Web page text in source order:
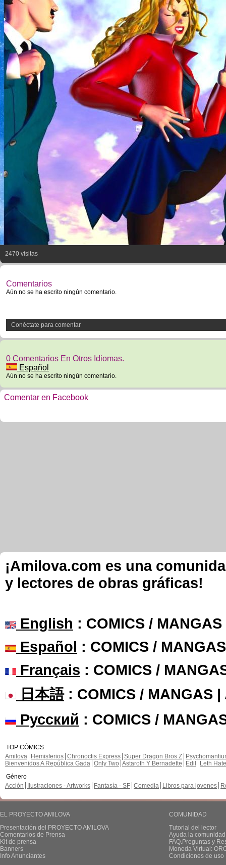
2470 visitas
Comentarios
Aún no se ha escrito ningún comentario.
Conéctate para comentar
0 Comentarios En Otros Idiomas.
Español
Aún no se ha escrito ningún comentario.
Comentar en Facebook
¡Amilova.com es una
y lectores de obras gráficas!
English : COMICS /
Español : COMICS /
Français : COMICS /
日本語: COMICS / MANGAS |
Русский : COMICS /
TOP CÓMICS
Amilova
Hemisferios Chronoctis Express Super Dragon Bros Z
Bienvenidos A República Gada Only Two Astaroth Y Bernadette Edil
Leth Hate
Género
Acción
Ilustraciones - Artworks Fantasía - SF Comedia Libros para jovenes
EL PROYECTO AMILOVA
Presentación del PROYECTO AMILOVA
Comentarios de Prensa
Kit de prensa
Banners
Info Anunciantes
COMUNIDAD
Tutorial del lector
Ayuda la
FAQ.Preguntas y
Moneda Virtual:
Condiciones de uso